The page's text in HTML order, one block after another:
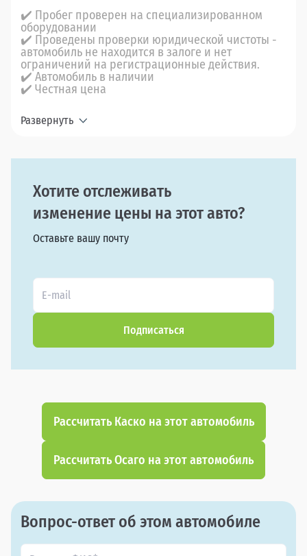
✔️ Пробег проверен на специализированном
оборудовании
✔️ Проведены проверки юридической чистоты -
автомобиль не находится в залоге и нет
ограничений на регистрационные действия.
✔️ Автомобиль в наличии
✔️ Честная цена
Развернуть
Хотите отслеживать
изменение цены на этот авто?
Оставьте вашу почту
Подписаться
Рассчитать Каско на этот автомобиль
Рассчитать Осаго на этот автомобиль
Вопрос-ответ об этом автомобиле